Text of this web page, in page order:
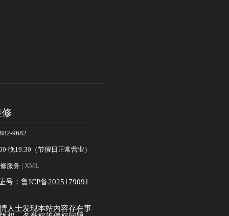
9682
晚19:30（节假日正常营业）
服务 | XML
号：鲁ICP备2025179091
人士发现本站内容存在事